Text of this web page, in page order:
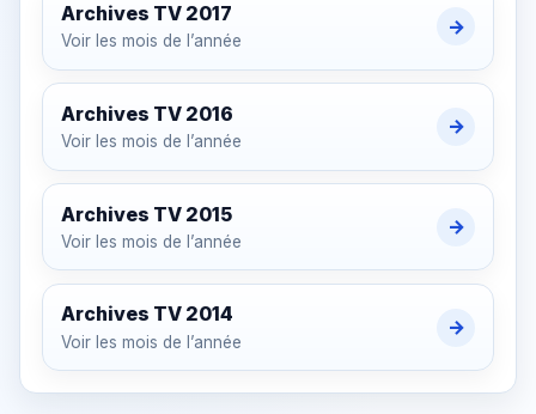
Archives TV 2017
Voir les mois de l’année
→
Archives TV 2016
Voir les mois de l’année
→
Archives TV 2015
Voir les mois de l’année
→
Archives TV 2014
Voir les mois de l’année
→